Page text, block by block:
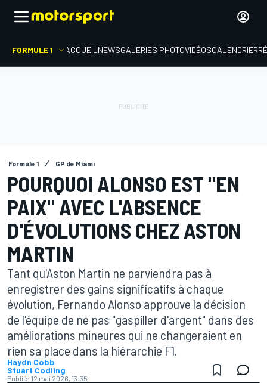
FORMULE 1 ACCUEIL NEWSGALERIES PHOTOVIDÉOSCALENDRIER
Formule 1 GP de Miami
POURQUOI ALONSO EST "EN
PAIX" AVEC L'ABSENCE
D'ÉVOLUTIONS CHEZ ASTON
MARTIN
Tant qu'Aston Martin ne parviendra pas à
enregistrer des gains significatifs à chaque
évolution, Fernando Alonso approuve la décision
de l'équipe de ne pas "gaspiller d'argent" dans des
améliorations mineures qui ne changeraient en
rien sa place dans la hiérarchie F1.
Haydn Cobb
Stuart Codling
Publié: 12 mai 2026, 13:35